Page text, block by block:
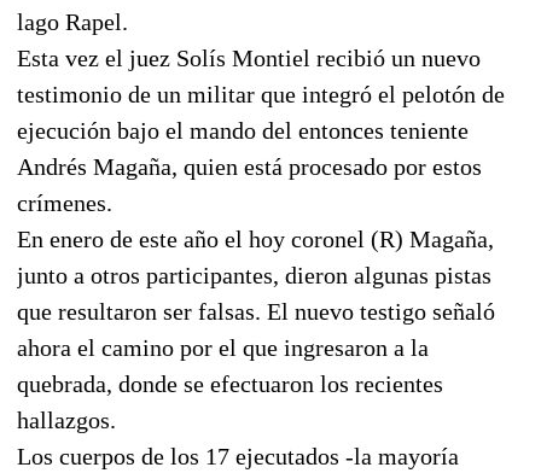
lago Rapel.
Esta vez el juez Solís Montiel recibió un nuevo
testimonio de un militar que integró el pelotón de
ejecución bajo el mando del entonces teniente
Andrés Magaña, quien está procesado por estos
crímenes.
En enero de este año el hoy coronel (R) Magaña,
junto a otros participantes, dieron algunas pistas
que resultaron ser falsas. El nuevo testigo señaló
ahora el camino por el que ingresaron a la
quebrada, donde se efectuaron los recientes
hallazgos.
Los cuerpos de los 17 ejecutados -la mayoría